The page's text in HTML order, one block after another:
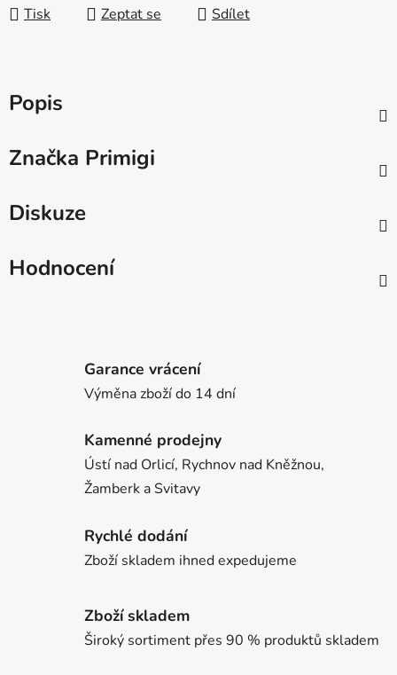
Tisk Zeptat se Sdílet
Popis
Značka Primigi
Diskuze
Hodnocení
Garance vrácení
Výměna zboží do 14 dní
Kamenné prodejny
Ústí nad Orlicí, Rychnov nad Kněžnou,
Žamberk a Svitavy
Rychlé dodání
Zboží skladem ihned expedujeme
Zboží skladem
Široký sortiment přes 90 % produktů skladem